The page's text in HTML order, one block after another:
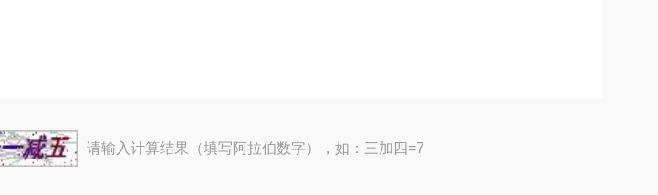
请输入计算结果（填写阿拉伯数字），如：三加四=7